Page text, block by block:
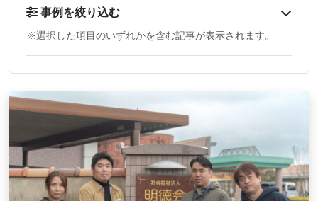
事例を絞り込む
※選択した項目のいずれかを含む記事が表示されます。